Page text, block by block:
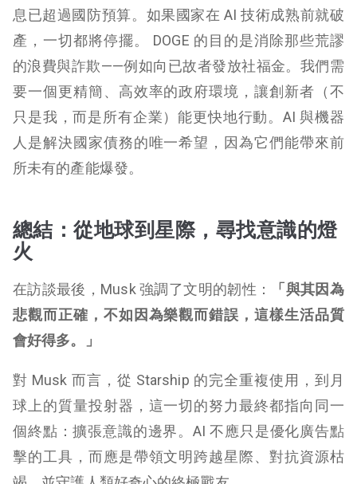
息已超過國防預算。如果國家在 AI 技術成熟前就破
產，一切都將停擺。 DOGE 的目的是消除那些荒謬
的浪費與詐欺——例如向已故者發放社福金。我們需
要一個更精簡、高效率的政府環境，讓創新者（不
只是我，而是所有企業）能更快地行動。AI 與機器
人是解決國家債務的唯一希望，因為它們能帶來前
所未有的產能爆發。
總結：從地球到星際，尋找意識的燈
火
在訪談最後，Musk 強調了文明的韌性：
「與其因為
悲觀而正確，不如因為樂觀而錯誤，這樣生活品質
會好得多。」
對 Musk 而言，從 Starship 的完全重複使用，到月
球上的質量投射器，這一切的努力最終都指向同一
個終點：擴張意識的邊界。AI 不應只是優化廣告點
擊的工具，而應是帶領文明跨越星際、對抗資源枯